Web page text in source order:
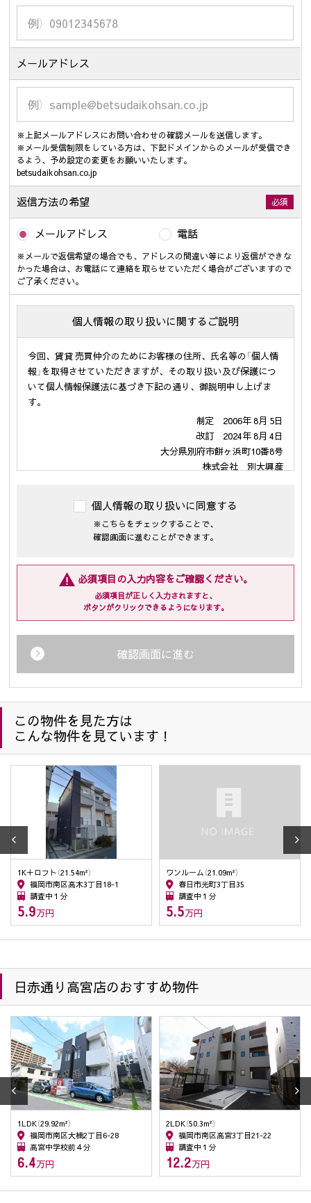
メールアドレス
※上記メールアドレスにお問い合わせの確認メールを送信します。
※メール受信制限をしている方は、下記ドメインからのメールが受信でき
るよう、予め設定の変更をお願いいたします。
betsudaikohsan.co.jp
返信方法の希望 必須
メールアドレス 電話
※メールで返信希望の場合でも、アドレスの間違い等により返信ができな
かった場合は、お電話にて連絡を取らせていただく場合がございますので
ご了承ください。
個人情報の取り扱いに関するご説明
今回、賃貸 売買仲介のためにお客様の住所、氏名等の「個人情
報」を取得させていただきますが、その取り扱い及び保護につ
いて個人情報保護法に基づき下記の通り、御説明申し上げま
す。
制定 2006年 8月 5日
改訂 2024年 8月 4日
大分県別府市餅ヶ浜町10番8号
株式会社 別大興産
１．個人情報の利用の目的
当社が保有するお客様の個人情報は、次の目的のために利用さ
売買契約の締結、仲介業務」
・賃貸については「入居受付審査、紹介カード、結果などの
連絡、賃貸借契約、保証契約、保証委託契約、管理委託契
約、それらに付随する契約の締結、仲介、履行、及び契約
・企業主導型保育事業の運営のため
(2) 住宅等の管理業務を委託された場合、委託された業務を遂
行するために個人情報を利用します。
(3) 上記(1)の利用目的の達成に必要な範囲での、個人情報の第
三者への提供及び第三者からの提供。
(4) 上記(1)の業務及び情報、サービスの提供のための郵便物、
電話、電子メール等による営業活動。
(5) 情報、サービスの提供については、ご本人からの申し出が
ありましたら、利用を停止致します。
(6) 個人情報保護のため、当社が以前から保有しています個人
情報の利用にあたっては、本人の同意を得たうえでご利用
させて頂きます。
(7) 防犯のための監視カメラの画像
(8) 名刺交換などで取得した取引先様の個人情報は、業務連
絡・業務依頼・業務に関連する情報提供のために使用しま
す。
(9) 入社希望者の個人情報は入社希望者への情報提供、連絡・
採用業務管理のため、入社後は従業員の人事管理の目的の
２．個人情報の委託
当社は、1項(1)～(9)の利用目的・業務を履行する為、外部業者
に委託することがあります。この場合、契約等で個人情報の安
全管理に努めます。
３．個人情報の第三者提供
当社が保有する個人情報については、上記1.の利用目的達成の
為に、不動産情報、お名前、ご住所等の所要項目に付いては、
書面、郵便物、電話、電子メール、広告媒体等により、次の第
三者に提供される場合がございます。尚、ご本人からの申し出
がありましたら、提供を停止致します。又、第三者への提供に
あたっては、機密保持のために必要な措置を講じます。第三者
への個人情報の提供は、停止請求ができますが、契約履行上、
管理上の支障が生じることがあります。
個人情報の取り扱いに同意する
※こちらをチェックすることで、
確認画面に進むことができます。
必須項目の入力内容をご確認ください。
必須項目が正しく入力されますと、
ボタンがクリックできるようになります。
確認画面に進む
この物件を見た方は
こんな物件を見ています！
1K＋ロフト（21.54m²）
福岡市南区高木3丁目18-1
調査中１分
5.9万円
ワンルーム（21.09m²）
春日市光町3丁目35
調査中１分
5.5万円
日赤通り高宮店のおすすめ物件
1LDK（29.92m²）
福岡市南区大楠2丁目6-28
高宮中学校前４分
6.4万円
2LDK（50.3m²）
福岡市南区高宮3丁目21-22
調査中１分
12.2万円